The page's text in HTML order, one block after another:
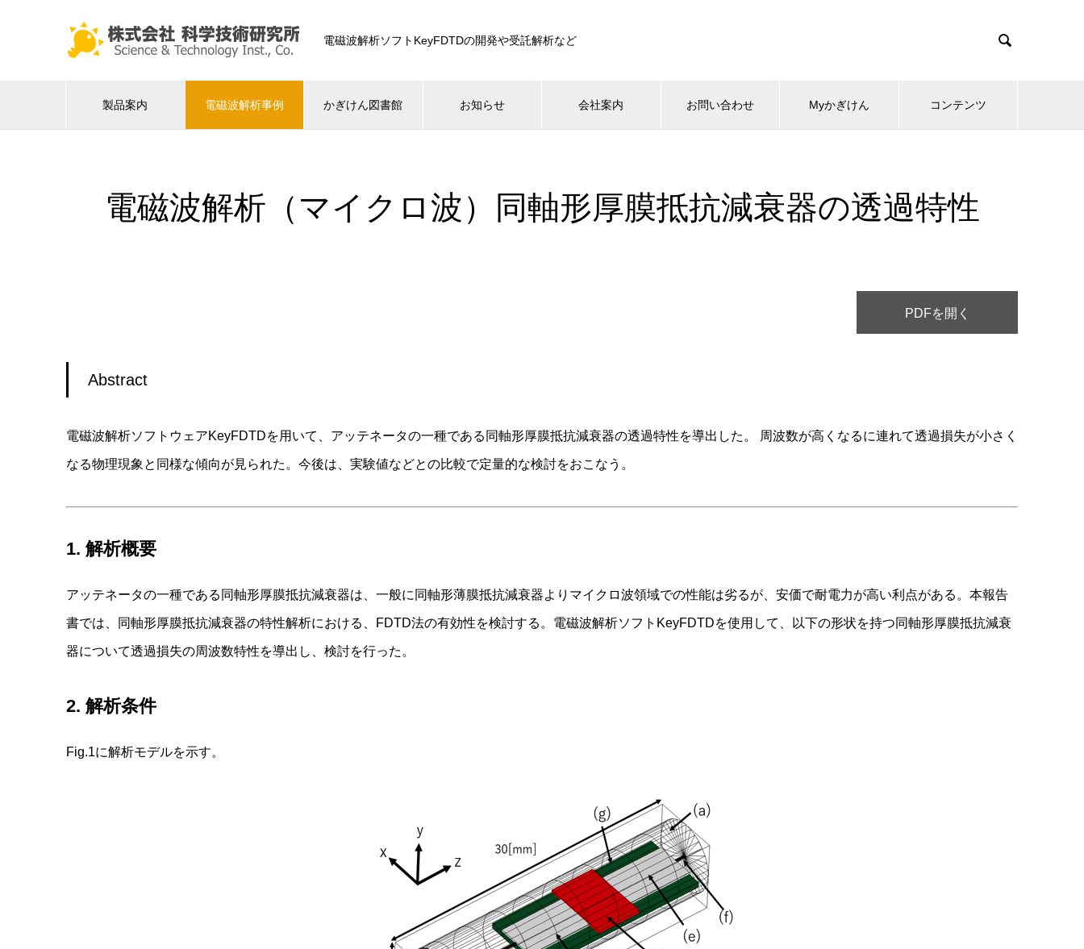
電磁波解析ソフトKeyFDTDの開発や受託解析など 
製品案内 電磁波解析事例 かぎけん図書館 お知らせ 会社案内 お問い合わせ Myかぎけん コンテンツ
電磁波解析（マイクロ波）同軸形厚膜抵抗減衰器の透過特性
PDFを開く
Abstract
電磁波解析ソフトウェアKeyFDTDを用いて、アッテネータの一種である同軸形厚膜抵抗減衰器の透過特性を導出した。 周波数が高くなるに連れて透過損失が小さく
なる物理現象と同様な傾向が見られた。今後は、実験値などとの比較で定量的な検討をおこなう。
1. 解析概要
アッテネータの一種である同軸形厚膜抵抗減衰器は、一般に同軸形薄膜抵抗減衰器よりマイクロ波領域での性能は劣るが、安価で耐電力が高い利点がある。本報告
書では、同軸形厚膜抵抗減衰器の特性解析における、FDTD法の有効性を検討する。電磁波解析ソフトKeyFDTDを使用して、以下の形状を持つ同軸形厚膜抵抗減衰
器について透過損失の周波数特性を導出し、検討を行った。
2. 解析条件
Fig.1に解析モデルを示す。